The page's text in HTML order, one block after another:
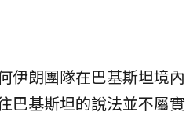
伊朗團隊在巴基斯坦境
巴基斯坦的說法並不屬實